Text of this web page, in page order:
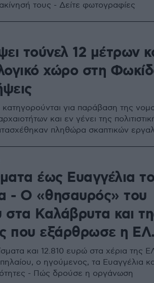
τους - Δείτε φωτογραφίες
τούνελ 12 μέτρων
χώρο στη
για παράβαση της
και εν γένει της
πληθώρα σκαπτικών
έως Ευαγγέλια
- Ο «θησαυρός» του
στα Καλάβρυτα και
που εξάρθρωσε η
και 12.810 ευρώ στα χέρια της
ο ηγούμενος, τα Ευαγγέλια
- Πώς δρούσε η οργάνωση